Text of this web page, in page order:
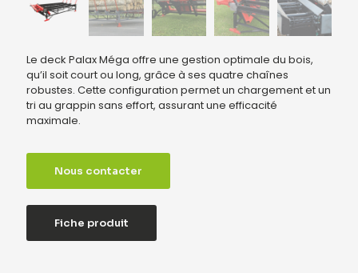
Le deck Palax Méga offre une gestion optimale du bois,
qu’il soit court ou long, grâce à ses quatre chaînes
robustes. Cette configuration permet un chargement et un
tri au grappin sans effort, assurant une efficacité
maximale.
Nous contacter
Fiche produit